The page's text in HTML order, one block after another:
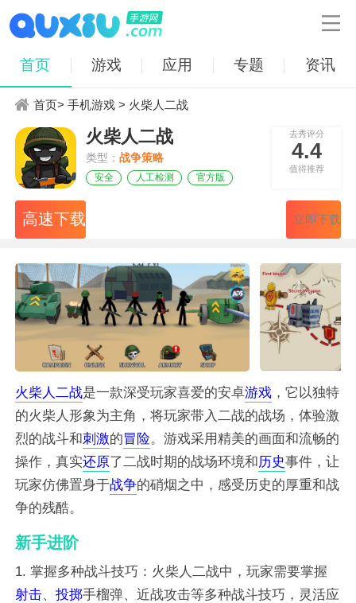

首页 游戏 应用 专题 资讯
首页>手机游戏 > 火柴人二战
火柴人二战
类型：战争策略
安全 人工检测 官方版
去秀评分
4.4
值得推荐
高速下载 立即下载
火柴人二战是一款深受玩家喜爱的安卓游戏，它以独特
的火柴人形象为主角，将玩家带入二战的战场，体验激
烈的战斗和刺激的冒险。游戏采用精美的画面和流畅的
操作，真实还原了二战时期的战场环境和历史事件，让
玩家仿佛置身于战争的硝烟之中，感受历史的厚重和战
争的残酷。
新手进阶
1. 掌握多种战斗技巧：火柴人二战中，玩家需要掌握
射击、 投掷手榴弹、近战攻击等多种战斗技巧，灵活应